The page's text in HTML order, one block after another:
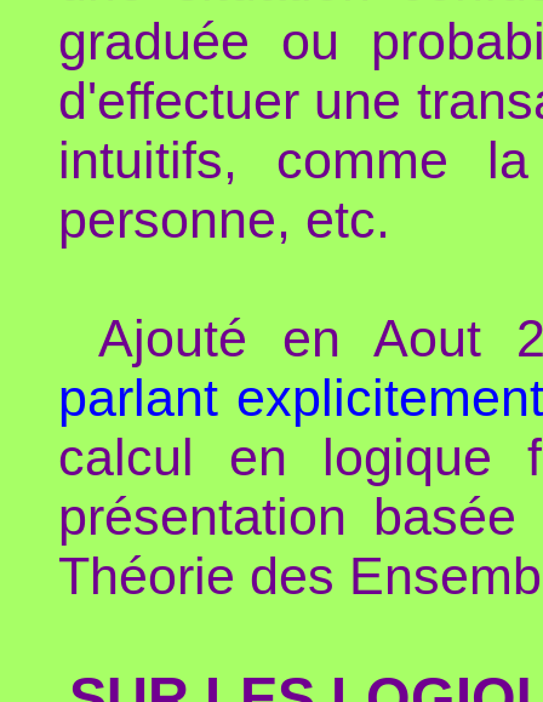
graduée ou
d'effectuer une
intuitifs, comme
personne, etc.
Ajouté en Aout
parlant
calcul en logique
présentation
Théorie des